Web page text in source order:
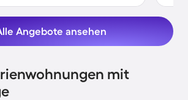
Angebote ansehen
mit